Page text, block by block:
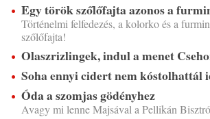
Egy török szőlőfajta azonos a
Történelmi felfedezés, a kolorko és a
szőlőfajta!
Olaszrizlingek, indul a menet
Soha ennyi cidert nem kóstolhattál
Óda a szomjas gödényhez
Avagy mi lenne Majsával a Pellikán